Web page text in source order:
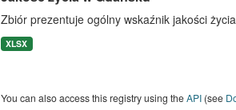
Zbiór prezentuje ogólny wskaźnik jakości
XLSX
You can also access this registry using theAPI(see